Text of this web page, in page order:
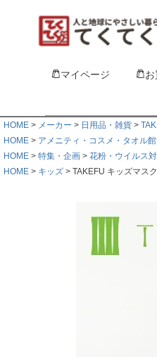
マイページ お
HOME メーカー 日用品・雑貨
HOME
アメニティ・コスメ・タオル館
HOME
特集・企画 花粉・ウイルス
HOME
キッズ TAKEFU キッズマスク